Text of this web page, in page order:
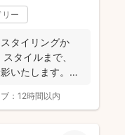
ー
タイリングか
タイルまで、
いたします。
： 12時間以内